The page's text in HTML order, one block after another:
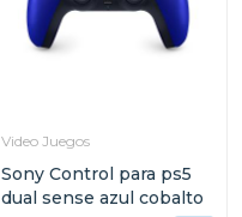
Video Juegos
Sony Control para ps5
dual sense azul cobalto